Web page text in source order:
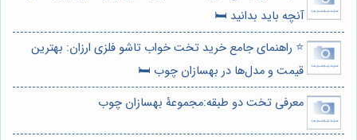
آنچه باید بدانید 🛏️
⭐️ راهنمای جامع خرید تخت خواب تاشو فلزی ارزان: بهترین
قیمت و مدل‌ها در بهسازان چوب 🛏️
معرفی تخت دو طبقه:مجموعۀ بهسازان چوب